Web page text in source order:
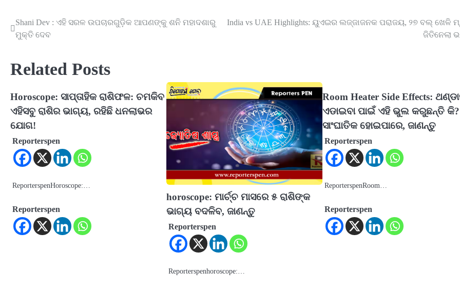
Post
navigation
Shani Dev : ଏହି ସରଳ ଉପଚାରଗୁଡ଼ିକ ଆପଣଙ୍କୁ ଶନି ମହାଦଶାରୁ
ମୁକ୍ତି ଦେବ
India vs UAE Highlights: ୟୁଏଇର ଲଜ୍ଜାଜନକ ପରାଜୟ, ୨୭ ବଲ୍ ଖେଳି
ଜିତିନେଲା
Related Posts
Horoscope: ସାପ୍ତାହିକ ରାଶିଫଳ: ଚମକିବ
ଏହିସବୁ ରାଶିର ଭାଗ୍ୟ, ରହିଛି ଧନଲାଭର
ଯୋଗ!
Reporterspen
ReporterspenHoroscope:…
Reporterspen
horoscope: ମାର୍ଚ୍ଚ ମାସରେ ୫ ରାଶିଙ୍କ
ଭାଗ୍ୟ ବଦଳିବ, ଜାଣନ୍ତୁ
Reporterspen
Reporterspenhoroscope:…
Room Heater Side Effects:
ଏଡାଇବା ପାଇଁ ଏହି ଭୁଲ କରୁଛନ୍ତି କି?
ସାଂଘାତିକ ହୋଇପାରେ, ଜାଣନ୍ତୁ
Reporterspen
ReporterspenRoom…
Reporterspen